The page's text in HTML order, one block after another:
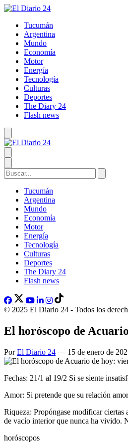
Tucumán
Argentina
Mundo
Economía
Motor
Energía
Tecnología
Culturas
Deportes
The Diary 24
Flash news
Tucumán
Argentina
Mundo
Economía
Motor
Energía
Tecnología
Culturas
Deportes
The Diary 24
Flash news
© 2025 El Diario 24 - Todos los
El horóscopo de
PorEl Diario 24 — 15 de enero de
Fechas: 21/1 al 19/2 Si se siente
Amor: Si pretende que su relación
Riqueza: Propóngase modificar ciertas
de vacío interior que nunca ha vivido.
horóscopos